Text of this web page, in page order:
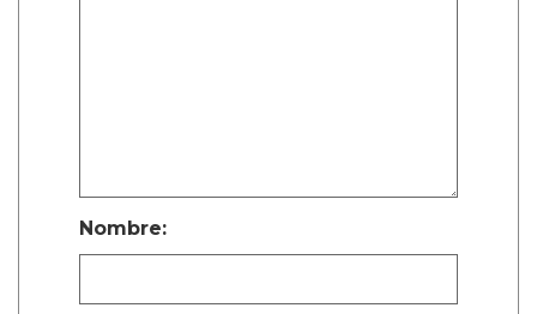
Nombre: